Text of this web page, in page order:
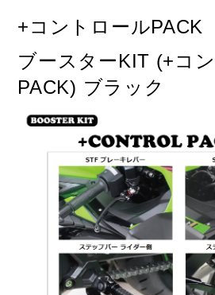
+コントロールPACK
ブースターKIT (+コ
PACK) ブラック